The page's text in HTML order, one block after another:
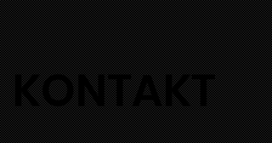
KONTAKT